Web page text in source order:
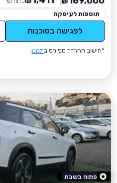
תוספות לעיסקה
לפגישה בסוכנות
*חישוב ההחזר מפורט בתקנון
פתוח בשבת